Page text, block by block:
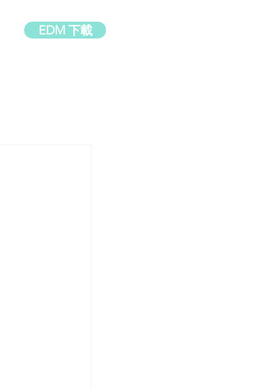
EDM 下載